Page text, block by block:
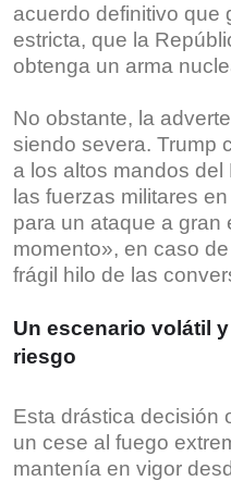
acuerdo definitivo que
estricta, que la
obtenga un arma
No obstante, la
siendo severa. Trump
a los altos mandos
las fuerzas militares
para un ataque a gran
momento», en caso
frágil hilo de las
Un escenario volátil
riesgo
Esta drástica decisión
un cese al fuego
mantenía en vigor